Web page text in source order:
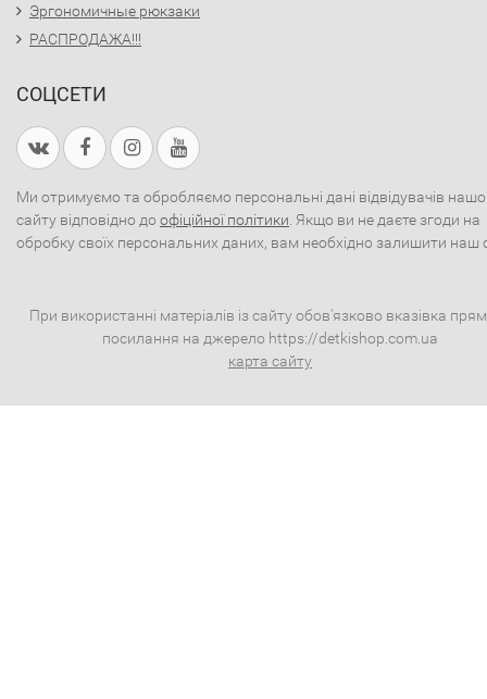
Эргономичные рюкзаки
РАСПРОДАЖА!!!
СОЦСЕТИ
Ми отримуємо та обробляємо персональні дані відвідувачів
сайту відповідно до офіційної політики . Якщо ви не даєте згоди на
обробку своїх персональних даних, вам необхідно залишити наш
При використанні матеріалів із сайту обов'язково вказівка
посилання на джерело https://detkishop.com.ua
карта сайту